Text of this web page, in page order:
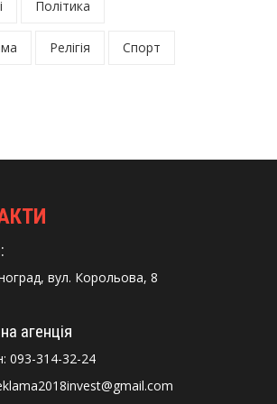
Політика
Релігія Спорт
вул. Корольова, 8
агенція
093-314-32-24